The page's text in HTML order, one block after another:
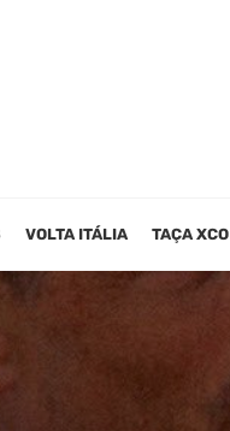
VOLTA ITÁLIA TAÇA XCO